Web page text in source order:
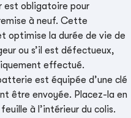
est obligatoire pour
à neuf. Cette
optimise la durée de vie de
ou s’il est défectueux,
effectué.
est équipée d’une clé
être envoyée. Placez-la en
à l’intérieur du colis.